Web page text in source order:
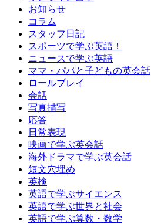
お知らせ
コラム
スタッフ日記
スポーツで学ぶ英語！
ニュースで学ぶ英語
ママ・パパと子どもの英会話
ロールプレイ
会話
写真描写
応答
日常表現
映画で学ぶ英会話
海外ドラマで学ぶ英会話
短文穴埋め
英検
英語で学ぶサイエンス
英語で学ぶ世界と社会
英語で学ぶ算数・数学